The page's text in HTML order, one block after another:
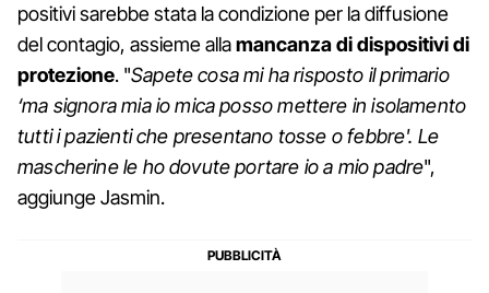
positivi sarebbe stata la condizione per la diffusione
del contagio, assieme allamancanza di dispositivi di
protezione. "Sapete cosa mi ha risposto il primario
‘ma signora mia io mica posso mettere in isolamento
tutti i pazienti che presentano tosse o febbre'. Le
mascherine le ho dovute portare io a mio padre",
aggiunge Jasmin.